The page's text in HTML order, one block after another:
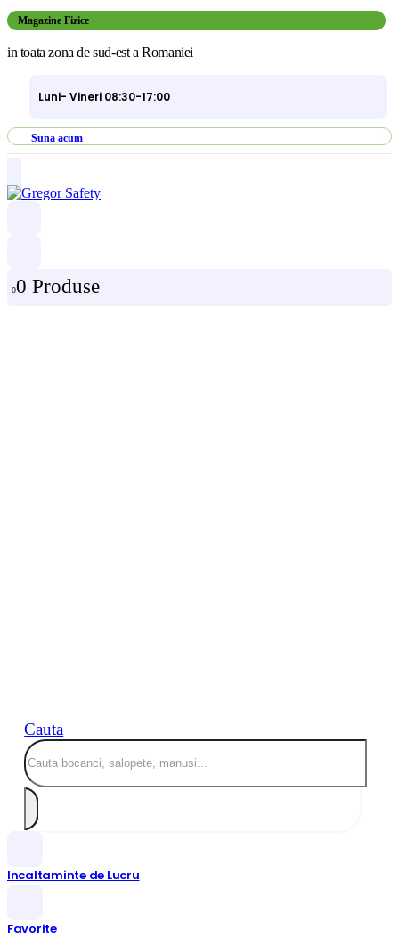
Magazine Fizice
in toata zona de sud-est a Romaniei
Luni- Vineri 08:30-17:00
Suna acum
00 Produse
Cauta
Incaltaminte de Lucru
Favorite